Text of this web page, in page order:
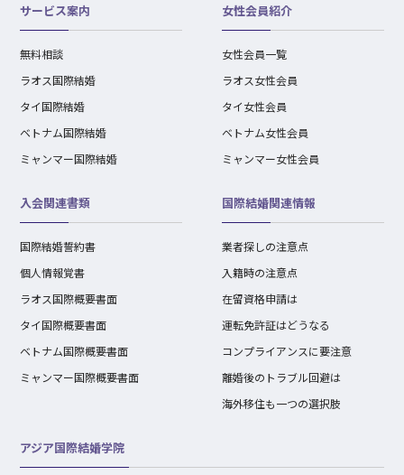
サービス案内
無料相談
ラオス国際結婚
タイ国際結婚
ベトナム国際結婚
ミャンマー国際結婚
女性会員紹介
女性会員一覧
ラオス女性会員
タイ女性会員
ベトナム女性会員
ミャンマー女性会員
入会関連書類
国際結婚誓約書
個人情報覚書
ラオス国際概要書面
タイ国際概要書面
ベトナム国際概要書面
ミャンマー国際概要書面
国際結婚関連情報
業者探しの注意点
入籍時の注意点
在留資格申請は
運転免許証はどうなる
コンプライアンスに要注意
離婚後のトラブル回避は
海外移住も一つの選択肢
アジア国際結婚学院